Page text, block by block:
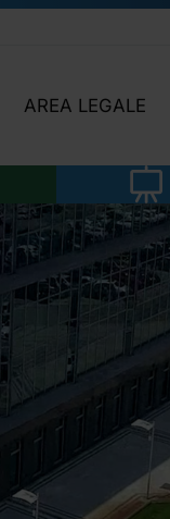
AREA LEGALE
NEWS
ATTIVITÀ AREA